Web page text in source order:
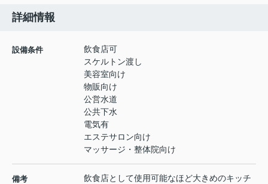
詳細情報
設備条件
飲食店可
スケルトン渡し
美容室向け
物販向け
公営水道
公共下水
電気有
エステサロン向け
マッサージ・整体院向け
備考
飲食店として使用可能なほど大きめのキッチ